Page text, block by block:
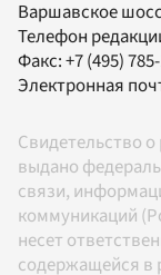
Варшавское
Телефон
Факс:+7 (495)
Электронная
Свидетельство
выдано
связи,
коммуникаций
несет
содержащейся в